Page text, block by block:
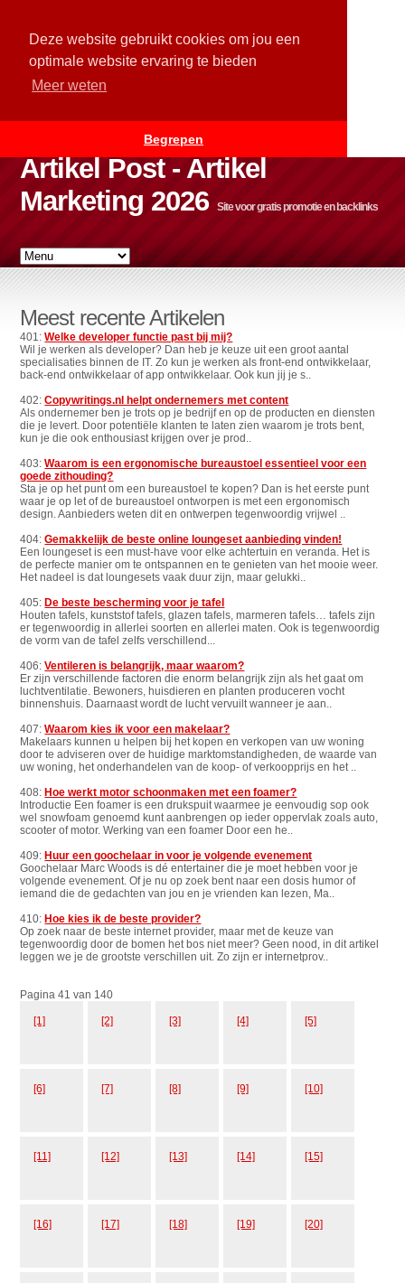
Deze website gebruikt cookies om jou een
optimale website ervaring te bieden
Meer weten
Begrepen
Artikel Post - Artikel
Marketing 2026
Site voor gratis promotie en backlinks
Meest recente Artikelen
401:Welke developer functie past bij mij?
Wil je werken als developer? Dan heb je keuze uit een groot aantal
specialisaties binnen de IT. Zo kun je werken als front-end ontwikkelaar,
back-end ontwikkelaar of app ontwikkelaar. Ook kun jij je s..
402:Copywritings.nl helpt ondernemers met content
Als ondernemer ben je trots op je bedrijf en op de producten en diensten
die je levert. Door potentiële klanten te laten zien waarom je trots bent,
kun je die ook enthousiast krijgen over je prod..
403:Waarom is een ergonomische bureaustoel essentieel voor een
goede zithouding?
Sta je op het punt om een bureaustoel te kopen? Dan is het eerste punt
waar je op let of de bureaustoel ontworpen is met een ergonomisch
design. Aanbieders weten dit en ontwerpen tegenwoordig vrijwel ..
404:Gemakkelijk de beste online loungeset aanbieding vinden!
Een loungeset is een must-have voor elke achtertuin en veranda. Het is
de perfecte manier om te ontspannen en te genieten van het mooie weer.
Het nadeel is dat loungesets vaak duur zijn, maar gelukki..
405:De beste bescherming voor je tafel
Houten tafels, kunststof tafels, glazen tafels, marmeren tafels… tafels zijn
er tegenwoordig in allerlei soorten en allerlei maten. Ook is tegenwoordig
de vorm van de tafel zelfs verschillend...
406:Ventileren is belangrijk, maar waarom?
Er zijn verschillende factoren die enorm belangrijk zijn als het gaat om
luchtventilatie. Bewoners, huisdieren en planten produceren vocht
binnenshuis. Daarnaast wordt de lucht vervuilt wanneer je aan..
407:Waarom kies ik voor een makelaar?
Makelaars kunnen u helpen bij het kopen en verkopen van uw woning
door te adviseren over de huidige marktomstandigheden, de waarde van
uw woning, het onderhandelen van de koop- of verkoopprijs en het ..
408:Hoe werkt motor schoonmaken met een foamer?
Introductie Een foamer is een drukspuit waarmee je eenvoudig sop ook
wel snowfoam genoemd kunt aanbrengen op ieder oppervlak zoals auto,
scooter of motor. Werking van een foamer Door een he..
409:Huur een goochelaar in voor je volgende evenement
Goochelaar Marc Woods is dé entertainer die je moet hebben voor je
volgende evenement. Of je nu op zoek bent naar een dosis humor of
iemand die de gedachten van jou en je vrienden kan lezen, Ma..
410:Hoe kies ik de beste provider?
Op zoek naar de beste internet provider, maar met de keuze van
tegenwoordig door de bomen het bos niet meer? Geen nood, in dit artikel
leggen we je de grootste verschillen uit. Zo zijn er internetprov..
Pagina 41 van 140
[1] [2] [3] [4] [5]
[6] [7] [8] [9] [10]
[11] [12] [13] [14] [15]
[16] [17] [18] [19] [20]